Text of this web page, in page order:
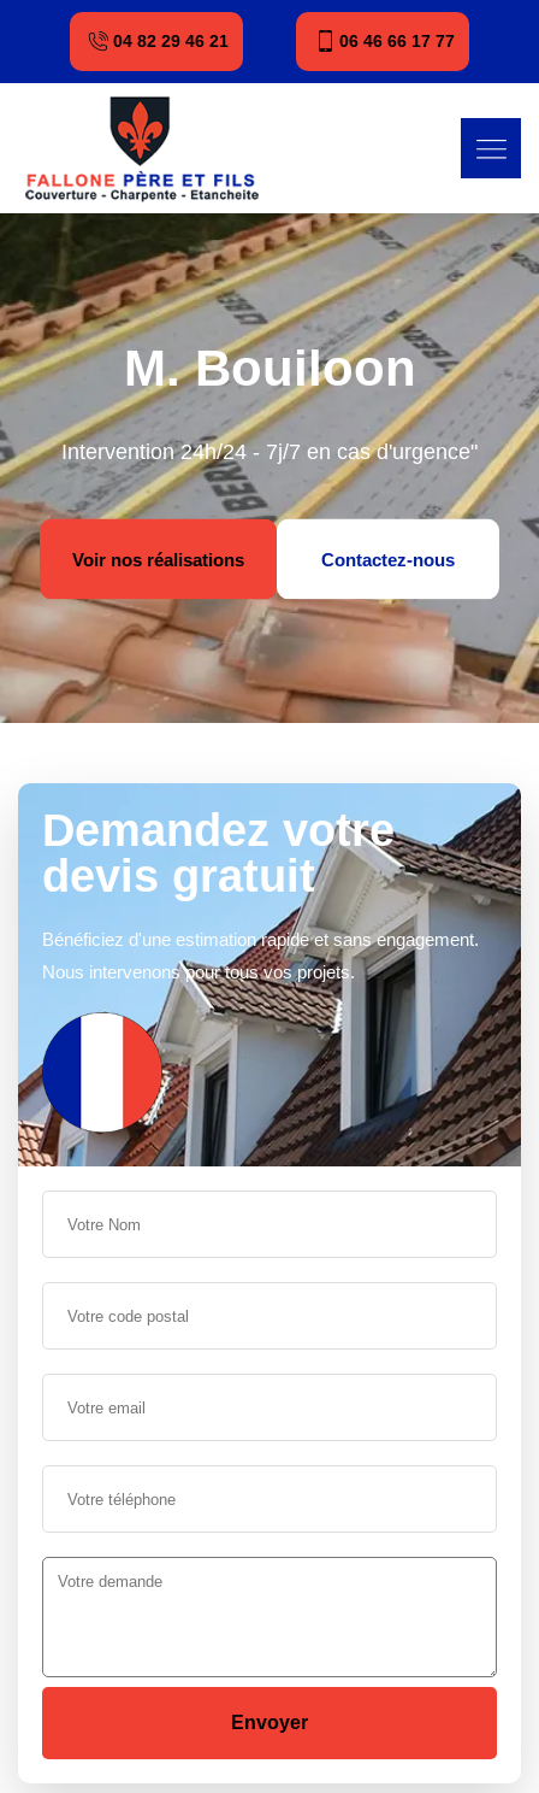
04 82 29 46 21 06 46 66 17 77
M. Bouiloon
Intervention 24h/24 - 7j/7 en cas d'urgence"
Voir nos réalisations Contactez-nous
Demandez votre
devis gratuit
Bénéficiez d'une estimation rapide et sans engagement.
Nous intervenons pour tous vos projets.